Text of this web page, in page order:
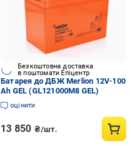
Безкоштовна доставка
в поштомати Епіцентр
Батарея до ДБЖ Merlion 12V-100
Ah GEL (GL121000M8 GEL)
оцінити
13 850 ₴/шт.